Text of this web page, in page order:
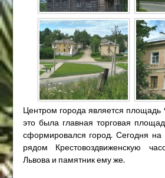
Центром города является площадь
это была главная торговая
сформировался город. Сегодня
рядом Крестовоздвиженскую
Львова и памятник ему же.